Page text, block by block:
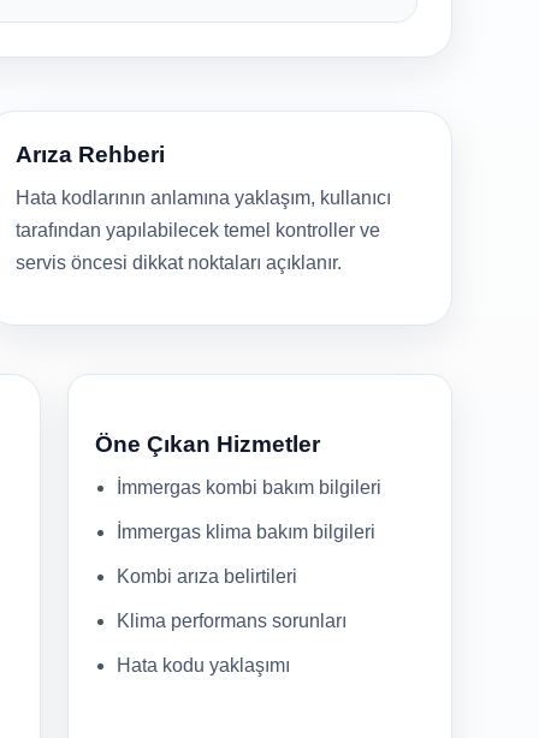
Arıza Rehberi
Hata kodlarının anlamına yaklaşım, kullanıcı
tarafından yapılabilecek temel kontroller ve
servis öncesi dikkat noktaları açıklanır.
Öne Çıkan Hizmetler
İmmergas kombi bakım bilgileri
İmmergas klima bakım bilgileri
Kombi arıza belirtileri
Klima performans sorunları
Hata kodu yaklaşımı